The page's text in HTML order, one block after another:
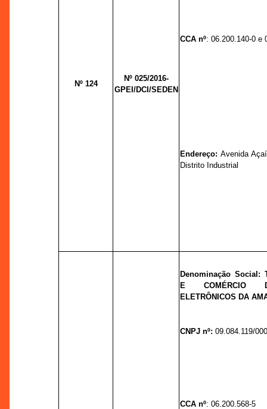
Nº 124
Nº 025/2016-
GPEI/DCI/SEDEN
CCA nº: 06.200.140-0 e
Endereço: Avenida
Distrito Industrial
Denominação Social:
E COMÉRCIO
ELETRÔNICOS DA
CNPJ nº:09.084.119/
CCA nº: 06.200.568-5